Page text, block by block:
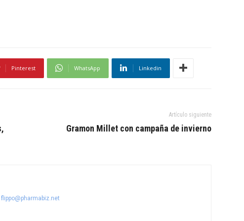
Pinterest WhatsApp Linkedin
Artículo siguiente
Gramon Millet con campaña de invierno
flippo@pharmabiz.net